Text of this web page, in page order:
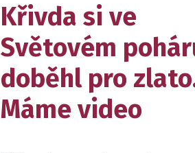
Křivda si ve
Světovém
doběhl pro
Máme video